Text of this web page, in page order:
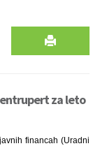
za leto
financah (Uradni